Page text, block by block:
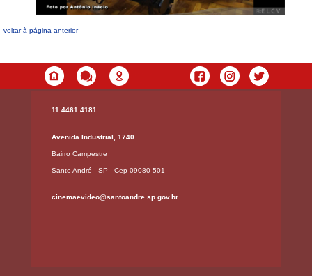
voltar à página anterior
11 4461.4181
Avenida Industrial, 1740
Bairro Campestre
Santo André - SP - Cep 09080-501
cinemaevideo@santoandre.sp.gov.br